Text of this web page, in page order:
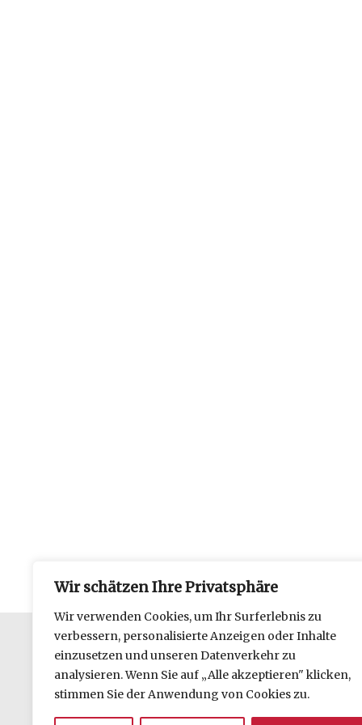
Wir schätzen Ihre Privatsphäre
Wir verwenden Cookies, um Ihr Surferlebnis zu
verbessern, personalisierte Anzeigen oder Inhalte
einzusetzen und unseren Datenverkehr zu
analysieren. Wenn Sie auf „Alle akzeptieren" klicken,
stimmen Sie der Anwendung von Cookies zu.
Datenschutzerklärung
Impressum